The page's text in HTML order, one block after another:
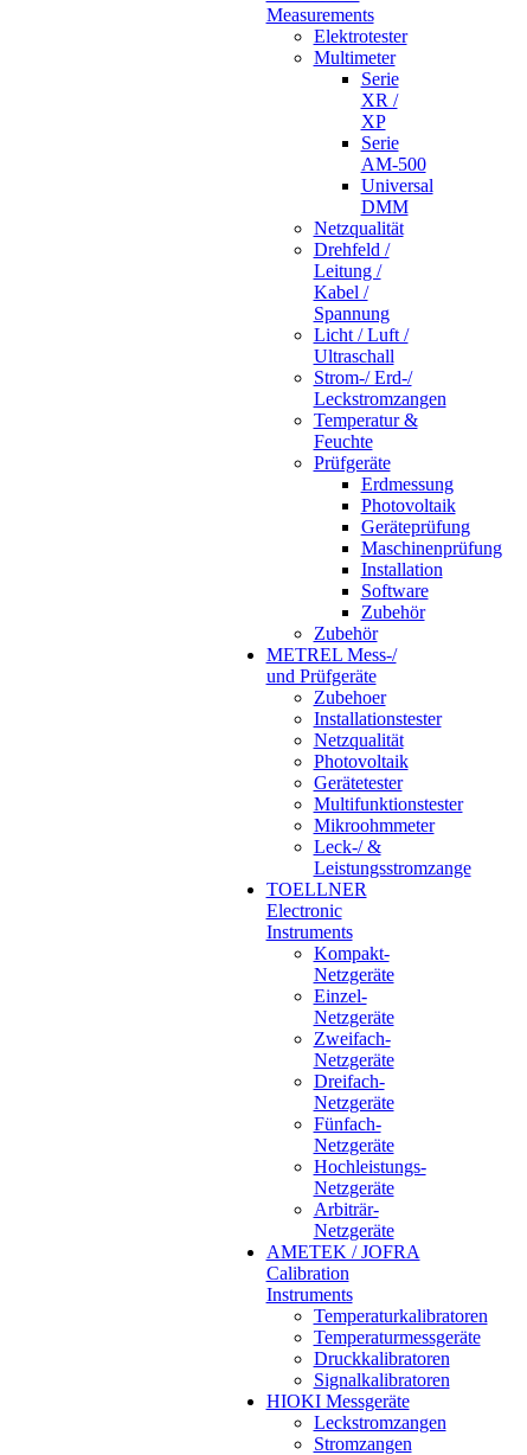
Measurements
Elektrotester
Multimeter
Serie
XR /
XP
Serie
AM-500
Universal
DMM
Netzqualität
Drehfeld /
Leitung /
Kabel /
Spannung
Licht / Luft /
Ultraschall
Strom-/ Erd-/
Leckstromzangen
Temperatur &
Feuchte
Prüfgeräte
Erdmessung
Photovoltaik
Geräteprüfung
Maschinenprüfung
Installation
Software
Zubehör
Zubehör
METREL Mess-/
und Prüfgeräte
Zubehoer
Installationstester
Netzqualität
Photovoltaik
Gerätetester
Multifunktionstester
Mikroohmmeter
Leck-/ &
Leistungsstromzange
TOELLNER
Electronic
Instruments
Kompakt-
Netzgeräte
Einzel-
Netzgeräte
Zweifach-
Netzgeräte
Dreifach-
Netzgeräte
Fünfach-
Netzgeräte
Hochleistungs-
Netzgeräte
Arbiträr-
Netzgeräte
AMETEK / JOFRA
Calibration
Instruments
Temperaturkalibratoren
Temperaturmessgeräte
Druckkalibratoren
Signalkalibratoren
HIOKI Messgeräte
Leckstromzangen
Stromzangen